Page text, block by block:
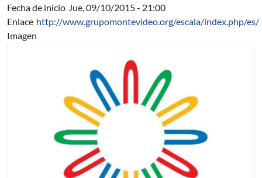
Fecha de inicio Jue, 09/10/2015 - 21:00
Enlace http://www.grupomontevideo.org/escala/index.php/es/
Imagen